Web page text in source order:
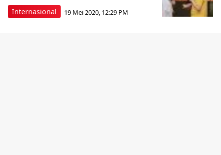
Internasional 19 Mei 2020, 12:29 PM